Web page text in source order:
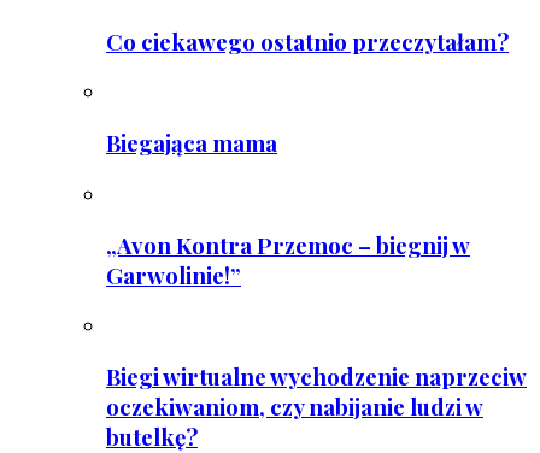
Co ciekawego ostatnio przeczytałam?
Biegająca mama
„Avon Kontra Przemoc – biegnij w
Garwolinie!”
Biegi wirtualne wychodzenie naprzeciw
oczekiwaniom, czy nabijanie ludzi w
butelkę?